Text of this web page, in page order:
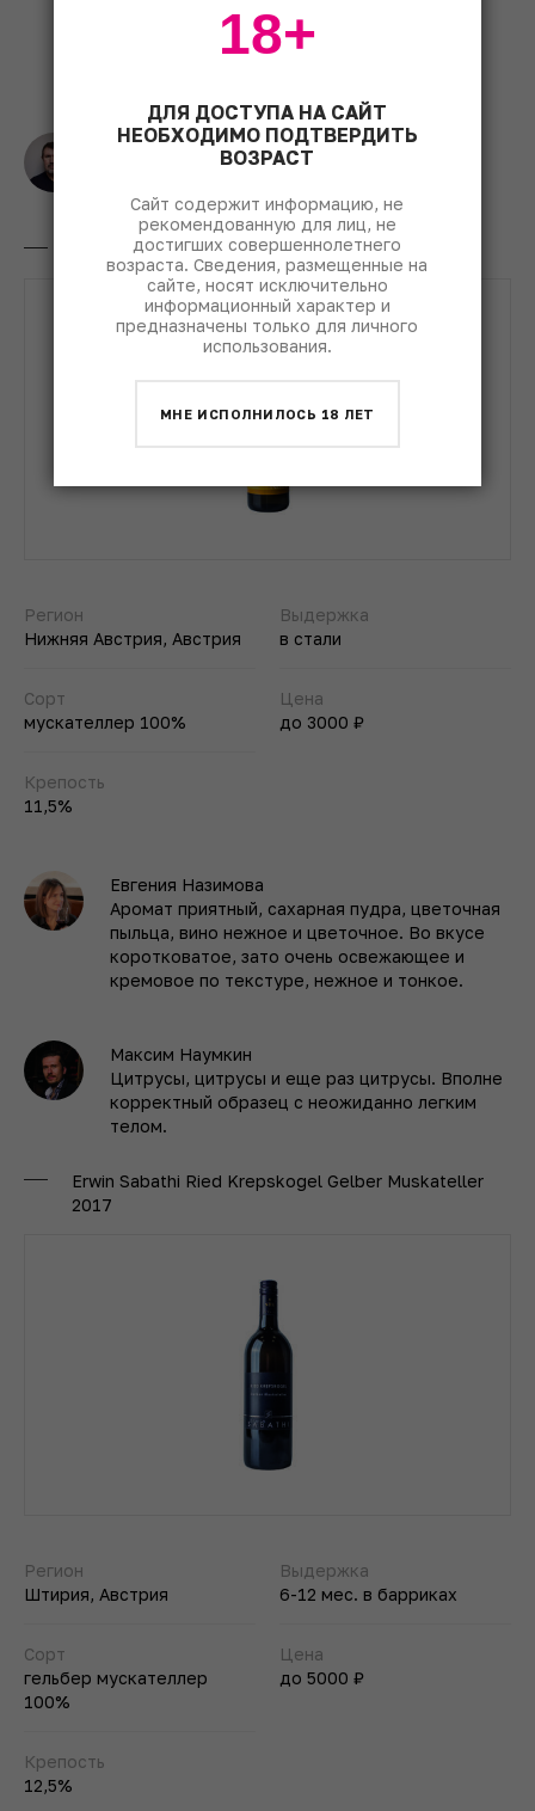
Вкус хорошо скроен, яблоки с корицей,
зеленые и белые, перец белый, немного
Александр Купцов
Если предложить его к шашлыку из свиной
шейки, оно сразу заиграет.
Weingut Nastl Muskateller 2017
Регион
Нижняя Австрия, Австрия
Сорт
мускателлер 100%
Крепость
11,5%
Выдержка
в стали
Цена
до 3000 ₽
Евгения Назимова
Аромат приятный, сахарная пудра, цветочная
пыльца, вино нежное и цветочное. Во вкусе
коротковатое, зато очень освежающее и
кремовое по текстуре, нежное и тонкое.
Максим Наумкин
Цитрусы, цитрусы и еще раз цитрусы. Вполне
корректный образец с неожиданно легким
телом.
Erwin Sabathi Ried Krepskogel Gelber Muskateller
2017
Регион
Штирия, Австрия
Сорт
гельбер мускателлер
100%
Крепость
12,5%
Выдержка
6-12 мес. в барриках
Цена
до 5000 ₽
ДЛЯ ДОСТУПА НА САЙТ
НЕОБХОДИМО ПОДТВЕРДИТЬ
ВОЗРАСТ
Сайт содержит информацию, не
рекомендованную для лиц, не
достигших совершеннолетнего
возраста. Сведения, размещенные на
сайте, носят исключительно
информационный характер и
предназначены только для личного
использования.
МНЕ ИСПОЛНИЛОСЬ 18 ЛЕТ
18+